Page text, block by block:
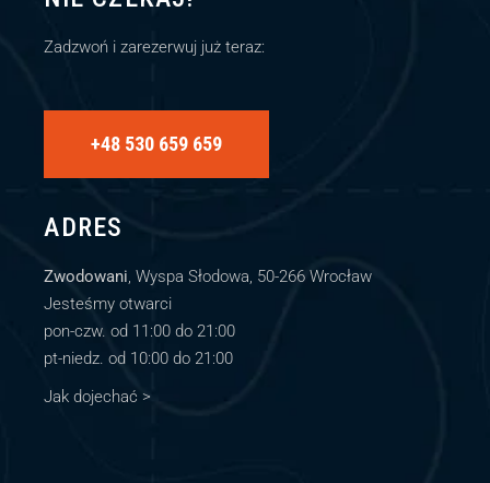
Zadzwoń i zarezerwuj już teraz:
+48 530 659 659
ADRES
Zwodowani, Wyspa Słodowa, 50-266 Wrocław
Jesteśmy otwarci
pon-czw. od 11:00 do 21:00
pt-niedz. od 10:00 do 21:00
Jak dojechać >